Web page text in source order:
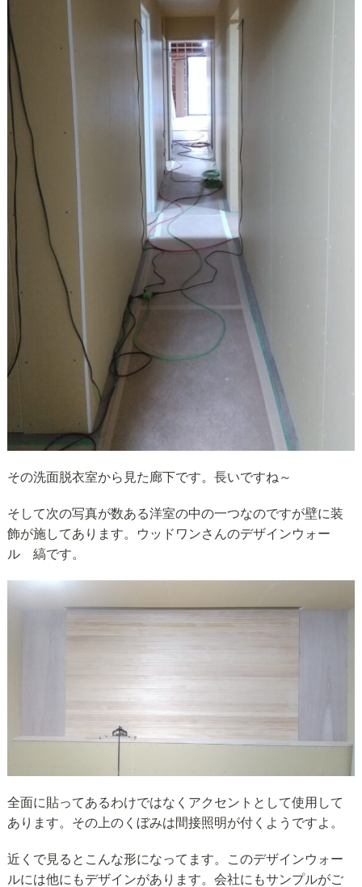
その洗面脱衣室から見た廊下です。長いですね～
そして次の写真が数ある洋室の中の一つなのですが壁に装
飾が施してあります。ウッドワンさんのデザインウォー
ル 縞です。
全面に貼ってあるわけではなくアクセントとして使用して
あります。その上のくぼみは間接照明が付くようですよ。
近くで見るとこんな形になってます。このデザインウォー
ルには他にもデザインがあります。会社にもサンプルがご